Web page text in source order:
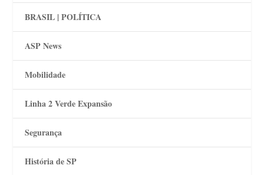
BRASIL | POLÍTICA
ASP News
Mobilidade
Linha 2 Verde Expansão
Segurança
História de SP